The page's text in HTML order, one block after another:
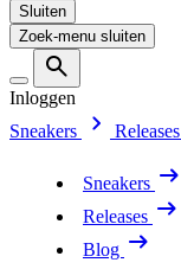
Sluiten
Zoek-menu sluiten
Inloggen
Sneakers
Releases
Sneakers
Releases
Blog